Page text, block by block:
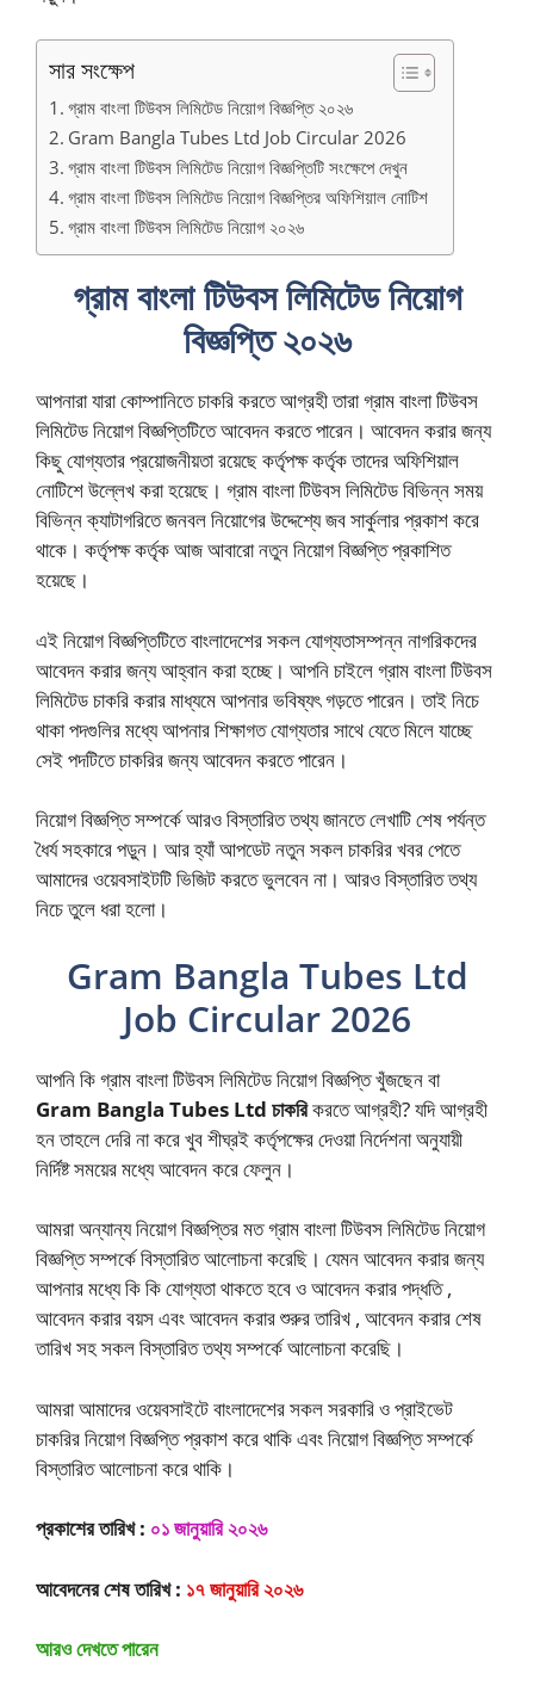
সার সংক্ষেপ
গ্রাম বাংলা টিউবস লিমিটেড নিয়োগ বিজ্ঞপ্তি ২০২৬
Gram Bangla Tubes Ltd Job Circular 2026
গ্রাম বাংলা টিউবস লিমিটেড নিয়োগ বিজ্ঞপ্তিটি সংক্ষেপে দেখুন
গ্রাম বাংলা টিউবস লিমিটেড নিয়োগ বিজ্ঞপ্তির অফিশিয়াল নোটিশ
গ্রাম বাংলা টিউবস লিমিটেড নিয়োগ ২০২৬
গ্রাম বাংলা টিউবস লিমিটেড নিয়োগ
বিজ্ঞপ্তি ২০২৬
আপনারা যারা কোম্পানিতে চাকরি করতে আগ্রহী তারা গ্রাম বাংলা টিউবস
লিমিটেড নিয়োগ বিজ্ঞপ্তিটিতে আবেদন করতে পারেন। আবেদন করার জন্য
কিছু যোগ্যতার প্রয়োজনীয়তা রয়েছে কর্তৃপক্ষ কর্তৃক তাদের অফিশিয়াল
নোটিশে উল্লেখ করা হয়েছে। গ্রাম বাংলা টিউবস লিমিটেড বিভিন্ন সময়
বিভিন্ন ক্যাটাগরিতে জনবল নিয়োগের উদ্দেশ্যে জব সার্কুলার প্রকাশ করে
থাকে। কর্তৃপক্ষ কর্তৃক আজ আবারো নতুন নিয়োগ বিজ্ঞপ্তি প্রকাশিত
হয়েছে।
এই নিয়োগ বিজ্ঞপ্তিটিতে বাংলাদেশের সকল যোগ্যতাসম্পন্ন নাগরিকদের
আবেদন করার জন্য আহ্বান করা হচ্ছে। আপনি চাইলে গ্রাম বাংলা টিউবস
লিমিটেড চাকরি করার মাধ্যমে আপনার ভবিষ্যৎ গড়তে পারেন। তাই নিচে
থাকা পদগুলির মধ্যে আপনার শিক্ষাগত যোগ্যতার সাথে যেতে মিলে যাচ্ছে
সেই পদটিতে চাকরির জন্য আবেদন করতে পারেন।
নিয়োগ বিজ্ঞপ্তি সম্পর্কে আরও বিস্তারিত তথ্য জানতে লেখাটি শেষ পর্যন্ত
ধৈর্য সহকারে পড়ুন। আর হ্যাঁ আপডেট নতুন সকল চাকরির খবর পেতে
আমাদের ওয়েবসাইটটি ভিজিট করতে ভুলবেন না। আরও বিস্তারিত তথ্য
নিচে তুলে ধরা হলো।
Gram Bangla Tubes Ltd
Job Circular 2026
আপনি কি গ্রাম বাংলা টিউবস লিমিটেড নিয়োগ বিজ্ঞপ্তি খুঁজছেন বা
Gram Bangla Tubes Ltd চাকরিকরতে আগ্রহী? যদি আগ্রহী
হন তাহলে দেরি না করে খুব শীঘ্রই কর্তৃপক্ষের দেওয়া নির্দেশনা অনুযায়ী
নির্দিষ্ট সময়ের মধ্যে আবেদন করে ফেলুন।
আমরা অন্যান্য নিয়োগ বিজ্ঞপ্তির মত গ্রাম বাংলা টিউবস লিমিটেড নিয়োগ
বিজ্ঞপ্তি সম্পর্কে বিস্তারিত আলোচনা করেছি। যেমন আবেদন করার জন্য
আপনার মধ্যে কি কি যোগ্যতা থাকতে হবে ও আবেদন করার পদ্ধতি ,
আবেদন করার বয়স এবং আবেদন করার শুরুর তারিখ , আবেদন করার শেষ
তারিখ সহ সকল বিস্তারিত তথ্য সম্পর্কে আলোচনা করেছি।
আমরা আমাদের ওয়েবসাইটে বাংলাদেশের সকল সরকারি ও প্রাইভেট
চাকরির নিয়োগ বিজ্ঞপ্তি প্রকাশ করে থাকি এবং নিয়োগ বিজ্ঞপ্তি সম্পর্কে
বিস্তারিত আলোচনা করে থাকি।
প্রকাশের তারিখ : ০১ জানুয়ারি ২০২৬
আবেদনের শেষ তারিখ : ১৭ জানুয়ারি ২০২৬
আরও দেখতে পারেন